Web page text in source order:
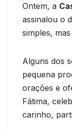
Ontem, a
assinalou o
simples,
Alguns dos
pequena
orações e
Fátima,
carinho,